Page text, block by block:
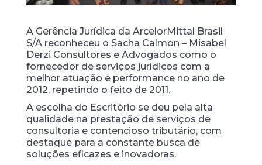
A Gerência Jurídica da ArcelorMittal Brasil
S/A reconheceu o Sacha Calmon – Misabel
Derzi Consultores e Advogados como o
fornecedor de serviços jurídicos com a
melhor atuação e performance no ano de
2012, repetindo o feito de 2011.
A escolha do Escritório se deu pela alta
qualidade na prestação de serviços de
consultoria e contencioso tributário, com
destaque para a constante busca de
soluções eficazes e inovadoras.